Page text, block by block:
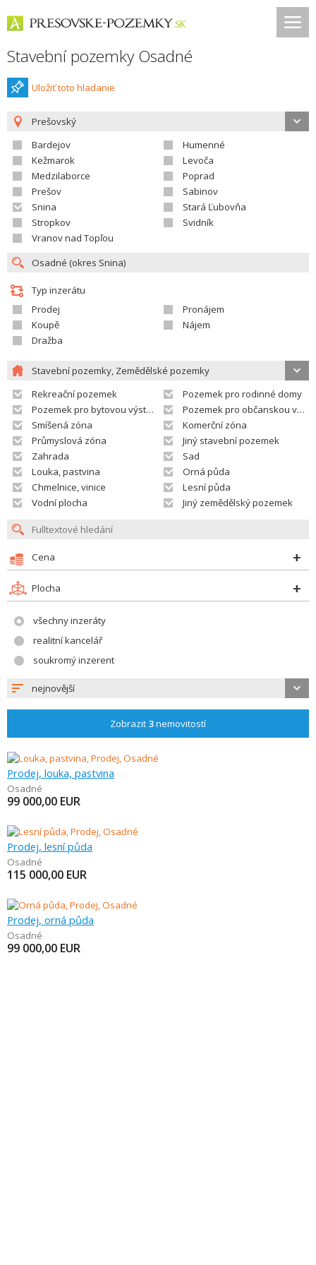
Stavební pozemky Osadné
Uložiť toto hladanie
Prešovský
Bardejov
Humenné
Kežmarok
Levoča
Medzilaborce
Poprad
Prešov
Sabinov
Snina
Stará Ľubovňa
Stropkov
Svidník
Vranov nad Topľou
Typ inzerátu
Prodej
Pronájem
Koupě
Nájem
Dražba
Stavební pozemky, Zemědělské pozemky
Rekreační pozemek
Pozemek pro rodinné domy
Pozemek pro bytovou výstavbu
Pozemek pro občanskou vybavenost
Smíšená zóna
Komerční zóna
Průmyslová zóna
Jiný stavební pozemek
Zahrada
Sad
Louka, pastvina
Orná půda
Chmelnice, vinice
Lesní půda
Vodní plocha
Jiný zemědělský pozemek
Cena
Plocha
všechny inzeráty
realitní kancelář
soukromý inzerent
nejnovější
Zobrazit 3nemovitostí
Prodej, louka, pastvina
Osadné
99 000,00 EUR
Prodej, lesní půda
Osadné
115 000,00 EUR
Prodej, orná půda
Osadné
99 000,00 EUR